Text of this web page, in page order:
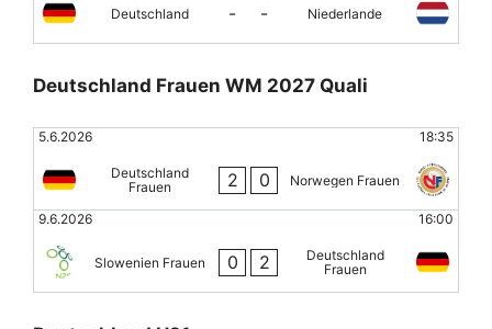
Deutschland - - Niederlande
Deutschland Frauen WM 2027 Quali
5.6.2026 18:35
Deutschland
Frauen
2 0 Norwegen Frauen
9.6.2026 16:00
Slowenien Frauen 0 2
Deutschland
Frauen